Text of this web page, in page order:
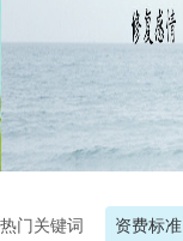
热门关键词 资费标准